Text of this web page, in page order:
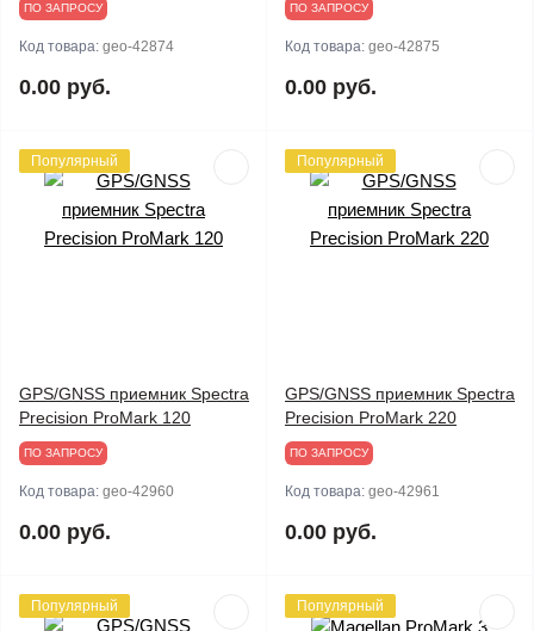
ПО ЗАПРОСУ
Код товара: geo-42874
0.00 руб.
ПО ЗАПРОСУ
Код товара: geo-42875
0.00 руб.
Популярный
GPS/GNSS приемник Spectra
Precision ProMark 120
ПО ЗАПРОСУ
Код товара: geo-42960
0.00 руб.
Популярный
GPS/GNSS приемник Spectra
Precision ProMark 220
ПО ЗАПРОСУ
Код товара: geo-42961
0.00 руб.
Популярный Популярный